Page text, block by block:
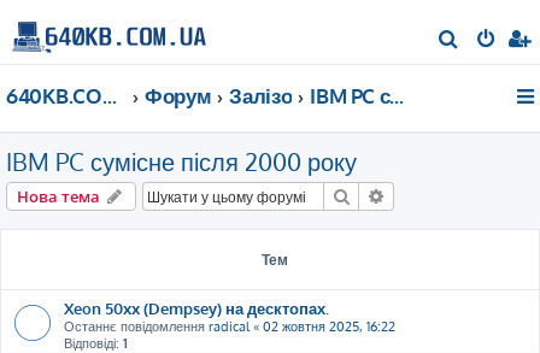
о
640KB.COM.UA Форум Залізо IBM PC сумісне після 2000 року
IBM PC сумісне після 2000 року
Нова тема Пошук
Тем
Xeon 50xx (Dempsey) на десктопах.
Останнє повідомлення radical« 02 жовтня 2025, 16:22
Відповіді: 1